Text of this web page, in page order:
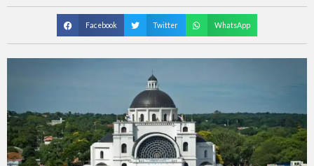
Facebook Twitter WhatsApp